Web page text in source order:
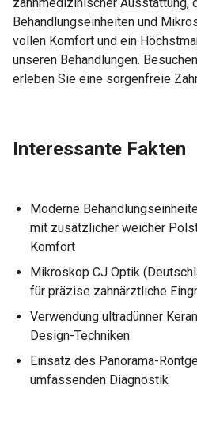
Behandlungseinheiten und
vollen Komfort und ein
unseren Behandlungen.
erleben Sie eine sorgenfreie
Interessante Fakten
Moderne
mit zusätzlicher weicher
Komfort
Mikroskop CJ Optik
für präzise zahnärztliche
Verwendung ultradünner
Design-Techniken
Einsatz des Panorama-
umfassenden Diagnostik